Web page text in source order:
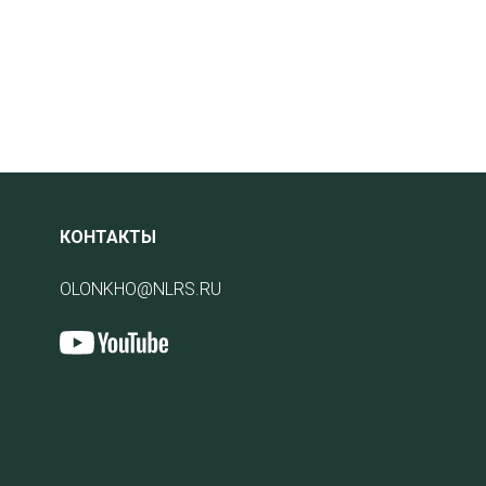
КОНТАКТЫ
OLONKHO@NLRS.RU